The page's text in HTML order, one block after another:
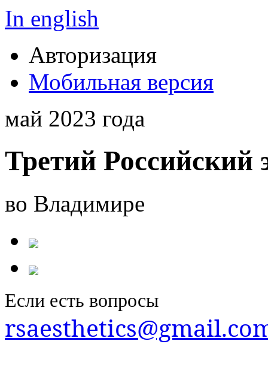
In english
Авторизация
Мобильная версия
май 2023 года
Третий Российский
во Владимире
Если есть вопросы